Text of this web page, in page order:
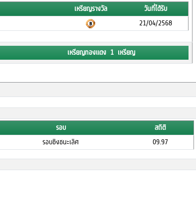
เหรียญรางวัล
วันที่ได้รับ
21/04/2568
เหรียญทองแดง 1 เหรียญ
รอบ
สถิติ
รอบชิงชนะเลิศ 09.97